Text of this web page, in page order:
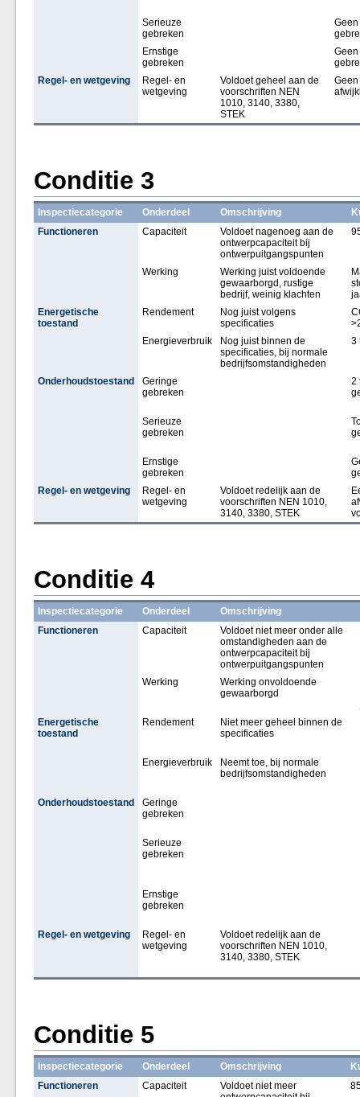
Serieuze
gebreken
Geen
Ernstige
gebreken
Geen
Regel- en wetgeving
Regel- en
wetgeving
Voldoet geheel aan de
voorschriften NEN
1010, 3140, 3380,
STEK
Geen
Conditie 3
Inspectiecategorie Onderdeel Omschrijving
Functioneren
Capaciteit
Voldoet nagenoeg aan de
ontwerpcapaciteit bij
ontwerpuitgangspunten
Werking
Werking juist voldoende
gewaarborgd, rustige
bedrijf, weinig klachten
Energetische
toestand
Rendement
Nog juist volgens
specificaties
Energieverbruik
Nog juist binnen de
specificaties, bij normale
bedrijfsomstandigheden
3
Onderhoudstoestand
Geringe
gebreken
2
Serieuze
gebreken
Ernstige
gebreken
Regel- en wetgeving
Regel- en
wetgeving
Voldoet redelijk aan de
voorschriften NEN 1010,
3140, 3380, STEK
Conditie 4
Inspectiecategorie Onderdeel Omschrijving
Functioneren
Capaciteit
Voldoet niet meer onder alle
omstandigheden aan de
ontwerpcapaciteit bij
ontwerpuitgangspunten
Werking
Werking onvoldoende
gewaarborgd
Energetische
toestand
Rendement
Niet meer geheel binnen de
specificaties
Energieverbruik
Neemt toe, bij normale
bedrijfsomstandigheden
Onderhoudstoestand
Geringe
gebreken
Serieuze
gebreken
Ernstige
gebreken
Regel- en wetgeving
Regel- en
wetgeving
Voldoet redelijk aan de
voorschriften NEN 1010,
3140, 3380, STEK
Conditie 5
Inspectiecategorie Onderdeel Omschrijving
Functioneren
Capaciteit
Voldoet niet meer